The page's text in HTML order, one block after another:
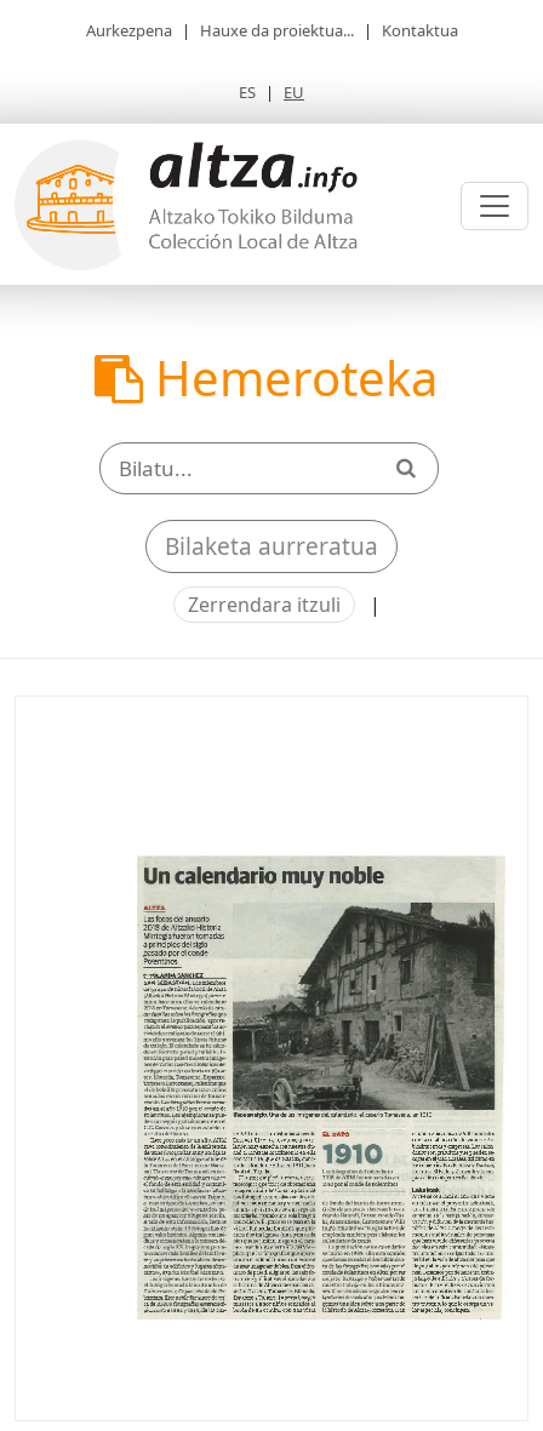
Aurkezpena | Hauxe da proiektua... | Kontaktua
ES | EU
Hemeroteka
Bilaketa aurreratua
Zerrendara itzuli |